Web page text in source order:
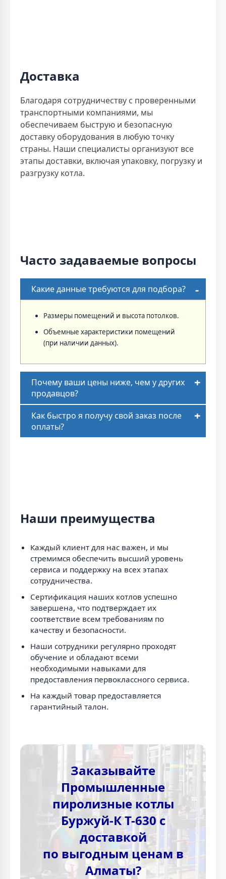
Доставка
Благодаря сотрудничеству с проверенными
транспортными компаниями, мы
обеспечиваем быструю и безопасную
доставку оборудования в любую точку
страны. Наши специалисты организуют все
этапы доставки, включая упаковку, погрузку и
разгрузку котла.
Часто задаваемые вопросы
Какие данные требуются для подбора?
Размеры помещений и высота потолков.
Объемные характеристики помещений
(при наличии данных).
Почему ваши цены ниже, чем у других
продавцов?
Как быстро я получу свой заказ после
оплаты?
Наши преимущества
Каждый клиент для нас важен, и мы
стремимся обеспечить высший уровень
сервиса и поддержку на всех этапах
сотрудничества.
Сертификация наших котлов успешно
завершена, что подтверждает их
соответствие всем требованиям по
качеству и безопасности.
Наши сотрудники регулярно проходят
обучение и обладают всеми
необходимыми навыками для
предоставления первоклассного сервиса.
На каждый товар предоставляется
гарантийный талон.
Заказывайте
Промышленные
пиролизные котлы
Буржуй-К Т-630 с
доставкой
по выгодным ценам в
Алматы?